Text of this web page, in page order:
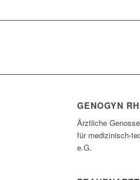
GENOGYN
Ärztliche
für medizinisch-
e.G.